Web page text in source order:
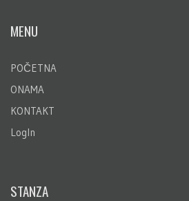
MENU
POČETNA
ONAMA
KONTAKT
LogIn
STANZA